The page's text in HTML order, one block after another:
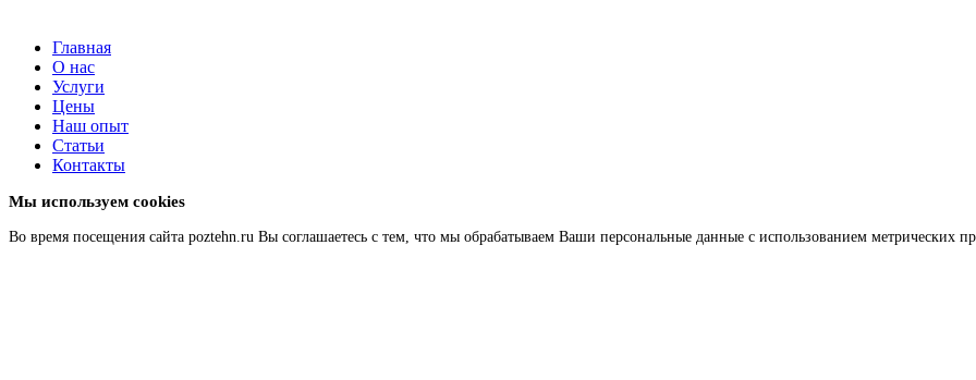
Главная
О нас
Услуги
Цены
Наш опыт
Статьи
Контакты
Мы используем cookies
Во время посещения сайта poztehn.ru Вы соглашаетесь с тем, что мы обрабатываем Ваши персональные данные с использованием метрических